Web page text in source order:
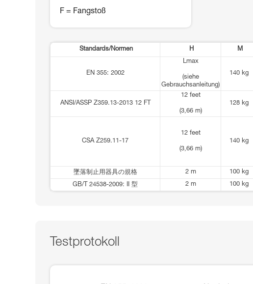
F = Fangstoß
Standards/Normen H M
EN 355: 2002
Lmax
(siehe
Gebrauchsanleitung)
140 kg
ANSI/ASSP Z359.13-2013 12 FT
12 feet
(3,66 m)
128 kg
CSA Z259.11-17
12 feet
(3,66 m)
140 kg
墜落制止用器具の規格 2 m 100 kg
GB/T 24538-2009: II 型
2 m 100 kg
Testprotokoll